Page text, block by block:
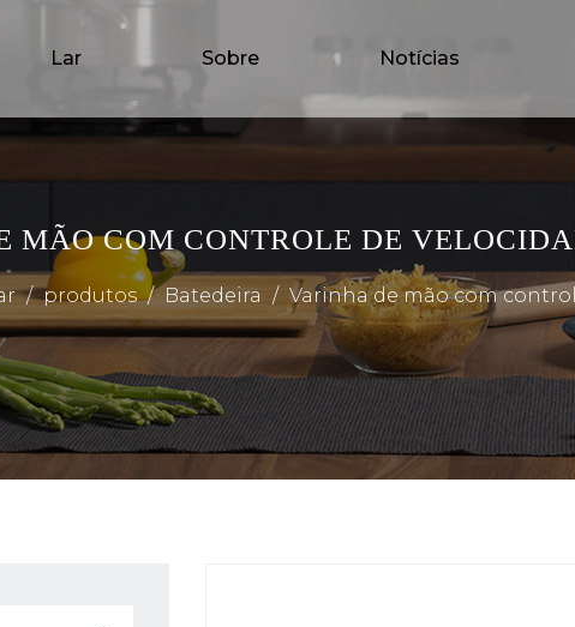
Lar Sobre Notícias
MÃO COM CONTROLE DE
/ produtos / Batedeira / Varinha de mão com